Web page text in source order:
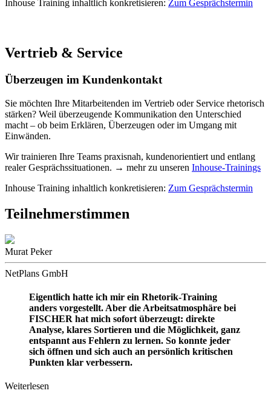
Inhouse Training inhaltlich konkretisieren: Zum Gesprächstermin
Vertrieb & Service
Überzeugen im Kundenkontakt
Sie möchten Ihre Mitarbeitenden im Vertrieb oder Service rhetorisch
stärken? Weil überzeugende Kommunikation den Unterschied
macht – ob beim Erklären, Überzeugen oder im Umgang mit
Einwänden.
Wir trainieren Ihre Teams praxisnah, kundenorientiert und entlang
realer Gesprächssituationen. → mehr zu unseren Inhouse-Trainings
Inhouse Training inhaltlich konkretisieren: Zum Gesprächstermin
Teilnehmerstimmen
Murat Peker
NetPlans GmbH
Eigentlich hatte ich mir ein Rhetorik-Training
anders vorgestellt. Aber die Arbeitsatmosphäre bei
FISCHER hat mich sofort überzeugt: direkte
Analyse, klares Sortieren und die Möglichkeit, ganz
entspannt aus Fehlern zu lernen. So konnte jeder
sich öffnen und sich auch an persönlich kritischen
Punkten klar verbessern.
Weiterlesen